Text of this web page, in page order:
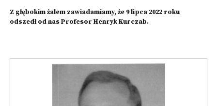
Z głębokim żalem zawiadamiamy, że 9 lipca 2022 roku
odszedł od nas Profesor Henryk Kurczab.